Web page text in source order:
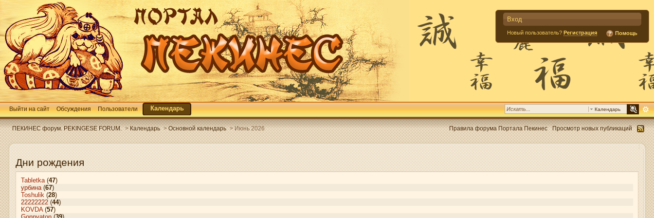
Вход
Новый пользователь? Регистрация Помощь
Календарь
Выйти на сайт Обсуждения Пользователи Календарь
ПЕКИНЕС форум. PEKINGESE FORUM. > Календарь > Основной календарь >Июнь 2026 Правила форума Портала Пекинес Просмотр новых публикаций
Дни рождения
Tabletka(47)
урбина(67)
Toshulik (28)
22222222 (44)
KOVDA(57)